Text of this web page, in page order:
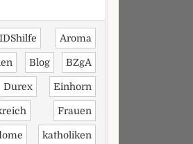
Aroma
Blog BZgA
Durex Einhorn
Frauen
katholiken